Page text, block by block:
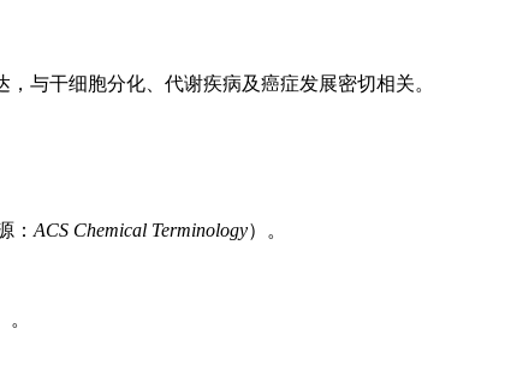
与干细胞分化、代谢疾病及癌症发展密切相关。
： ACS Chemical Terminology）。
。